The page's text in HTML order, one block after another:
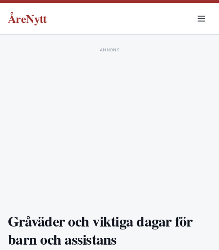
ÅreNytt
ANNONS
Gråväder och viktiga dagar för
barn och assistans